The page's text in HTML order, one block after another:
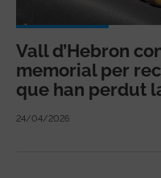
Vall d’Hebron
memorial per
que han perdut
24/04/2026